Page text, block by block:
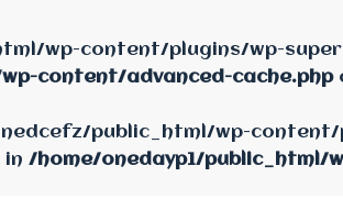
wp-content/plugins/wp-
content/advanced-cache.php
public_html/wp-
in /home/onedayp1/public_html/